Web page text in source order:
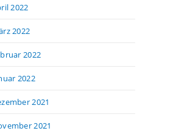
2022
2022
2022
2022
2021
2021